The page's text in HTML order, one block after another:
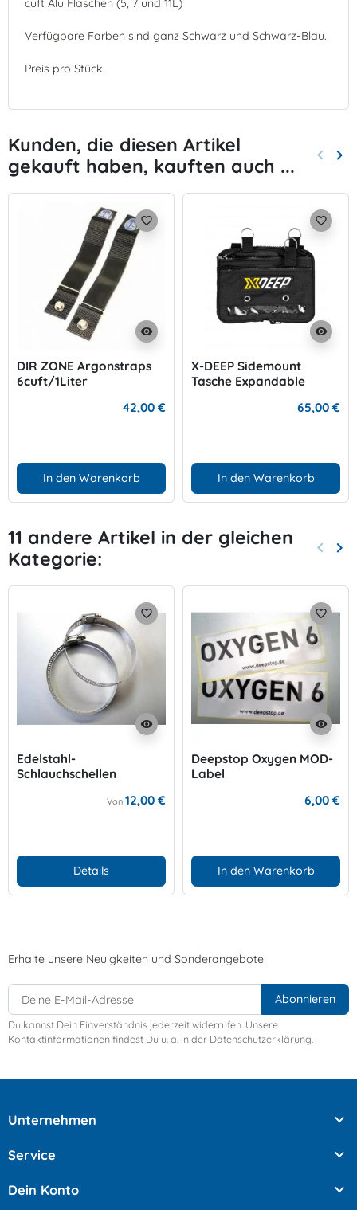
cuft Alu Flaschen (5, 7 und 11L)
Verfügbare Farben sind ganz Schwarz und Schwarz-Blau.
Preis pro Stück.
Kunden, die diesen Artikel
gekauft haben, kauften auch ...
Zurück
keyboard_arrow_left keyboard_arrow_right
visibility
favorite_border
DIR ZONE Argonstraps
6cuft/1Liter
42,00 €
In den Warenkorb
visibility
favorite_border
X-DEEP Sidemount
Tasche Expandable
65,00 €
In den Warenkorb
11 andere Artikel in der gleichen
Kategorie:
Zurück
keyboard_arrow_left keyboard_arrow_right
visibility
favorite_border
Edelstahl-
Schlauchschellen
Von 12,00 €
Details
visibility
favorite_border
Deepstop Oxygen MOD-
Label
6,00 €
In den Warenkorb
Erhalte unsere Neuigkeiten und Sonderangebote
Du kannst Dein Einverständnis jederzeit widerrufen. Unsere
Kontaktinformationen findest Du u. a. in der Datenschutzerklärung.
Unternehmen 
Service 
Dein Konto 